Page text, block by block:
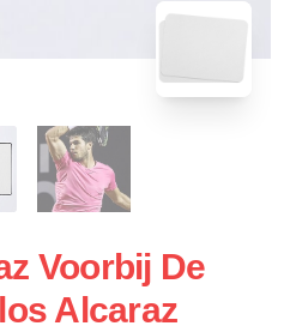
Voorbij De
Alcaraz